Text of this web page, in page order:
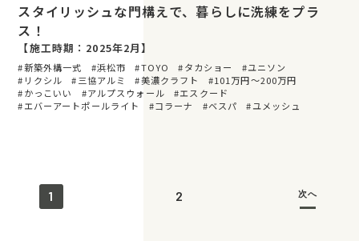
スタイリッシュな門構えで、暮らしに洗練をプラ
ス！
【施工時期：2025年2月】
新築外構一式 浜松市 TOYO タカショー
ユニソン
リクシル
三協アルミ 美濃クラフト
101万円〜200万円
かっこいい
アルプスウォール
エスクード
エバーアートポールライト
コラーナ ベスパ ユメッシュ
1 2 次へ